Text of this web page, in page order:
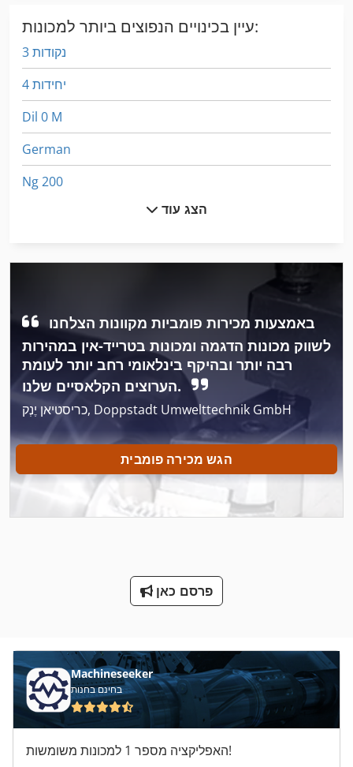
עיין בכינויים הנפוצים ביותר למכונות:
3 נקודות
4 יחידות
Dil 0 M
German
Ng 200
יד בוכנה הידראולית
יד חיתוך
יד ידית
יד ידית אגרוף
יד ידית מכונת
יד רימר
עגלות יד
עגלת יד
על מיני ואנים
הצג עוד
לשווק מכונות הדגמה ומכונות בטרייד-אין במהירות
רבה יותר ובהיקף בינלאומי רחב יותר לעומת
הערוצים הקלאסיים שלנו.
כריסטיאן יֶנְק, Doppstadt Umwelttechnik GmbH
הגש מכירה פומבית
פרסם כאן
Machineseeker
בחינם בחנות
האפליקציה מספר 1 למכונות משומשות!